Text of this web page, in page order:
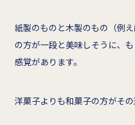
紙製のものと木製のもの（例
の方が一段と美味しそうに、
感覚があります。
洋菓子よりも和菓子の方がその